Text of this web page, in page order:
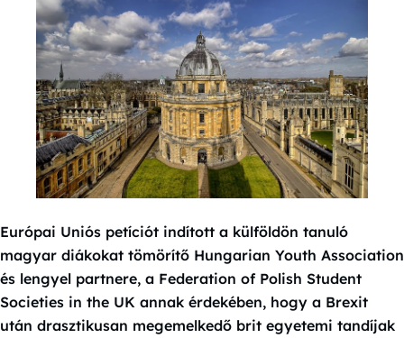
Európai Uniós petíciót indított a külföldön tanuló
magyar diákokat tömörítő Hungarian Youth Association
és lengyel partnere, a Federation of Polish Student
Societies in the UK annak érdekében, hogy a Brexit
után drasztikusan megemelkedő brit egyetemi tandíjak